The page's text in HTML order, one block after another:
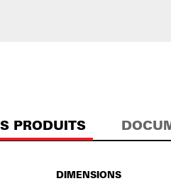
PRODUITS
DIMENSIONS